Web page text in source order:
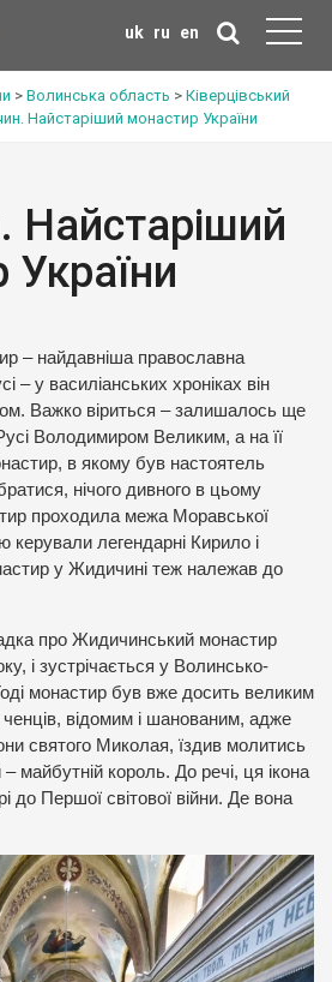
uk ru en
> Волинська область > Ківерцівський
Найстаріший монастир України
України
– найдавніша православна
– у василіанських хроніках він
Важко віриться – залишалось ще
Володимиром Великим, а на її
в якому був настоятель
нічого дивного в цьому
проходила межа Моравської
керували легендарні Кирило і
у Жидичині теж належав до
про Жидичинський монастир
і зустрічається у Волинсько-
монастир був вже досить великим
відомим і шанованим, адже
святого Миколая, їздив молитись
майбутній король. До речі, ця ікона
до Першої світової війни. Де вона